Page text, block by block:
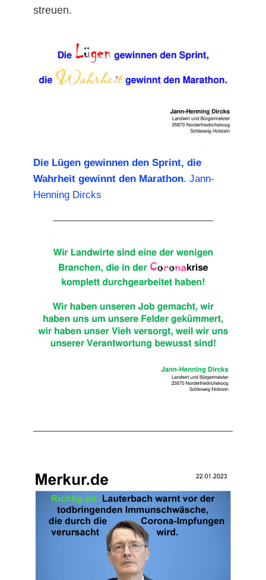
streuen.
Die Lügen gewinnen den Sprint, die
Wahrheit gewinnt den Marathon. Jann-
Henning Dircks